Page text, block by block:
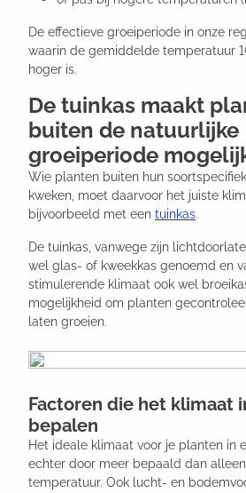
De effectieve groeiperiode in onze
waarin de gemiddelde temperatuur
hoger is.
De tuinkas maakt
buiten de natuurlijke
groeiperiode
Wie planten buiten hun
kweken, moet daarvoor het juiste
bijvoorbeeld met een tuinkas.
De tuinkas, vanwege zijn
wel glas- of kweekkas genoemd en
stimulerende klimaat ook wel
mogelijkheid om planten
laten groeien.
Factoren die het klimaat
bepalen
Het ideale klimaat voor je planten in
echter door meer bepaald dan
temperatuur. Ook lucht- en